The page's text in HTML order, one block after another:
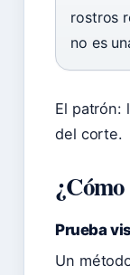
rostros
no es
El patrón:
del corte.
Prueba
Un